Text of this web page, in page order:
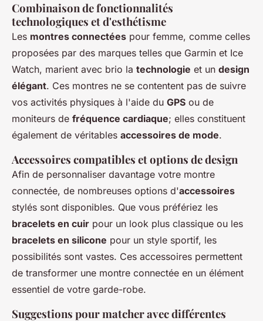
Combinaison de fonctionnalités
technologiques et d'esthétisme
Les montres connectées pour femme, comme celles
proposées par des marques telles que Garmin et Ice
Watch, marient avec brio la technologie et un design
élégant. Ces montres ne se contentent pas de suivre
vos activités physiques à l'aide du GPS ou de
moniteurs de fréquence cardiaque; elles constituent
également de véritables accessoires de mode.
Accessoires compatibles et options de design
Afin de personnaliser davantage votre montre
connectée, de nombreuses options d'accessoires
stylés sont disponibles. Que vous préfériez les
bracelets en cuir pour un look plus classique ou les
bracelets en silicone pour un style sportif, les
possibilités sont vastes. Ces accessoires permettent
de transformer une montre connectée en un élément
essentiel de votre garde-robe.
Suggestions pour matcher avec différentes